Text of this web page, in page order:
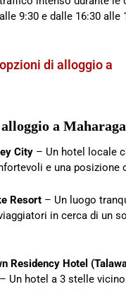
9:30 e dalle 16:30 alle
di alloggio a
a
City – Un hotel locale
e una posizione
Resort – Un luogo
in cerca di un
Residency Hotel
– Un hotel a 3 stelle